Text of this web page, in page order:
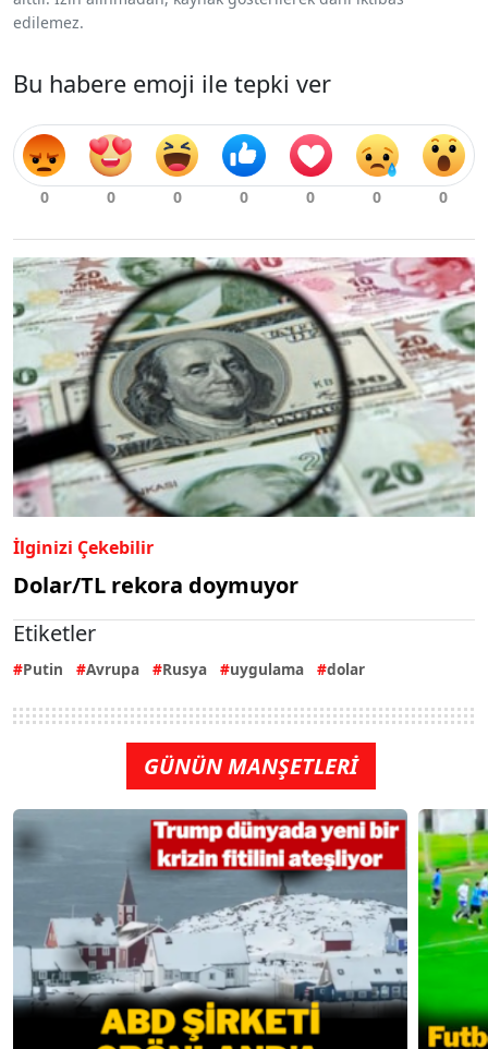
edilemez.
Bu habere emoji ile tepki ver
İlginizi Çekebilir
Dolar/TL rekora doymuyor
Etiketler
Putin Avrupa Rusya uygulama dolar
GÜNÜN MANŞETLERİ